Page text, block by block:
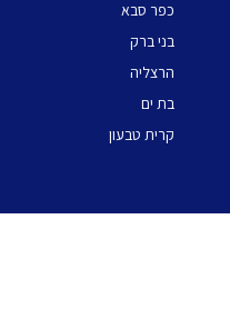
כפר סבא
בני ברק
הרצליה
בת ים
קרית טבעון